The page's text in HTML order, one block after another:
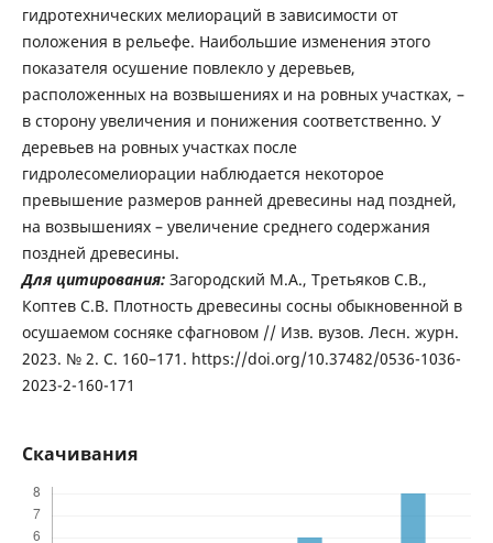
гидротехнических мелиораций в зависимости от
положения в рельефе. Наибольшие изменения этого
показателя осушение повлекло у деревьев,
расположенных на возвышениях и на ровных участках, –
в сторону увеличения и понижения соответственно. У
деревьев на ровных участках после
гидролесомелиорации наблюдается некоторое
превышение размеров ранней древесины над поздней,
на возвышениях – увеличение среднего содержания
поздней древесины.
Для цитирования: Загородский М.А., Третьяков С.В.,
Коптев С.В. Плотность древесины сосны обыкновенной в
осушаемом сосняке сфагновом // Изв. вузов. Лесн. журн.
2023. № 2. С. 160–171. https://doi.org/10.37482/0536-1036-
2023-2-160-171
Скачивания